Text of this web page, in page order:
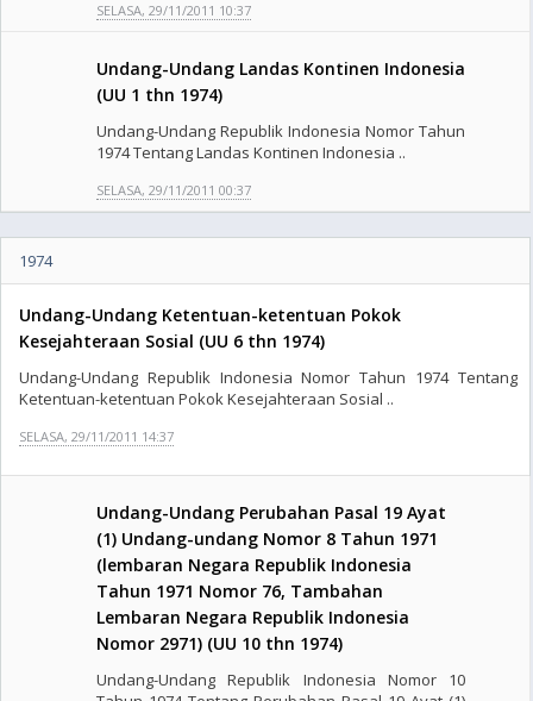
SELASA, 29/11/2011 10:37
Undang-Undang Landas Kontinen Indonesia
(UU 1 thn 1974)
Undang-Undang Republik Indonesia Nomor Tahun
1974 Tentang Landas Kontinen Indonesia ..
SELASA, 29/11/2011 00:37
1974
Undang-Undang Ketentuan-ketentuan Pokok
Kesejahteraan Sosial (UU 6 thn 1974)
Undang-Undang Republik Indonesia Nomor Tahun 1974 Tentang
Ketentuan-ketentuan Pokok Kesejahteraan Sosial ..
SELASA, 29/11/2011 14:37
Undang-Undang Perubahan Pasal 19 Ayat
(1) Undang-undang Nomor 8 Tahun 1971
(lembaran Negara Republik Indonesia
Tahun 1971 Nomor 76, Tambahan
Lembaran Negara Republik Indonesia
Nomor 2971) (UU 10 thn 1974)
Undang-Undang Republik Indonesia Nomor 10